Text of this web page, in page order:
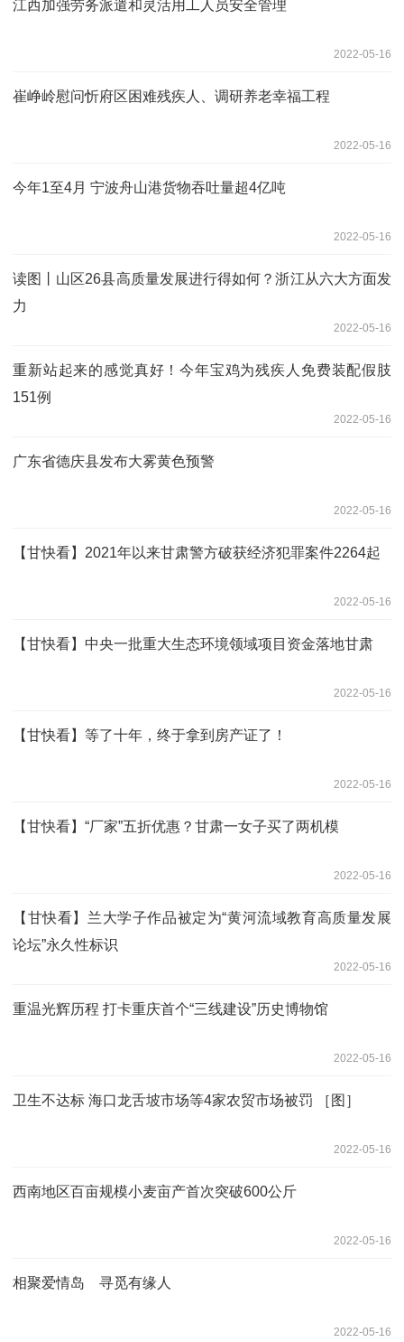
江西加强劳务派遣和灵活用工人员安全管理
2022-05-16
崔峥岭慰问忻府区困难残疾人、调研养老幸福工程
2022-05-16
今年1至4月 宁波舟山港货物吞吐量超4亿吨
2022-05-16
读图丨山区26县高质量发展进行得如何？浙江从六大方面发
力
2022-05-16
重新站起来的感觉真好！今年宝鸡为残疾人免费装配假肢
151例
2022-05-16
广东省德庆县发布大雾黄色预警
2022-05-16
【甘快看】2021年以来甘肃警方破获经济犯罪案件2264起
2022-05-16
【甘快看】中央一批重大生态环境领域项目资金落地甘肃
2022-05-16
【甘快看】等了十年，终于拿到房产证了！
2022-05-16
【甘快看】“厂家”五折优惠？甘肃一女子买了两机模
2022-05-16
【甘快看】兰大学子作品被定为“黄河流域教育高质量发展
论坛”永久性标识
2022-05-16
重温光辉历程 打卡重庆首个“三线建设”历史博物馆
2022-05-16
卫生不达标 海口龙舌坡市场等4家农贸市场被罚 ［图］
2022-05-16
西南地区百亩规模小麦亩产首次突破600公斤
2022-05-16
相聚爱情岛 寻觅有缘人
2022-05-16